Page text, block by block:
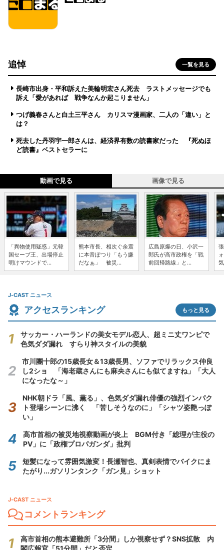
追悼 一覧を見る
長崎市出身・平和訴えた美輪明宏さん死去 ラストメッセージでも
訴え「愛があれば 戦争なんか起こりません」
つげ義春さんと白土三平さん カリスマ漫画家、二人の「違い」と
は？
死去した丹羽宇一郎さんは、経済界有数の読書家だった 『死ぬほ
ど読書』ベストセラーに
動画で見る 画像で見る
「異物使用疑惑」元韓
国セーブ王、出場停止
明けマウンドで...
熊本市長、相次ぐ余震
に本音ぽつり「もう嫌
だなぁ」 被災...
広島原爆の日、小沢一
郎氏が高市政権を「戦
前回帰路線」と...
J-CAST ニュース
アクセスランキング もっと見る
サッカー・ハーランドの美女モデル恋人、超ミニ丈ワンピで
色気ダダ漏れ すらり神スタイルの美貌
市川團十郎の15歳長女＆13歳長男、ソファでリラックス仲良
し2ショ 「海老蔵さんにも麻央さんにも似てますね」「大人
になったな～」
NHK朝ドラ「風、薫る」、色気ダダ漏れ俳優の強烈インパク
ト登場シーンに沸く 「苦しそうなのに」「シャツ姿艶っぽ
い」
高市首相の被災地視察動画が炎上 BGM付き「総理が主役の
PV」に「政権プロパガンダ」批判
短髪になって雰囲気激変！長瀬智也、真剣表情でバイクにま
たがり...ガソリンタンク「ガン見」ショット
J-CAST ニュース
コメントランキング
高市首相の熊本避難所「3分間」しか視察せず？SNS拡散 内
閣広報官「51分間」だと否定